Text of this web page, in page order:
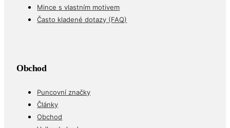
Mince s vlastním motivem
Často kladené dotazy (FAQ)
Obchod
Puncovní značky
Články
Obchod